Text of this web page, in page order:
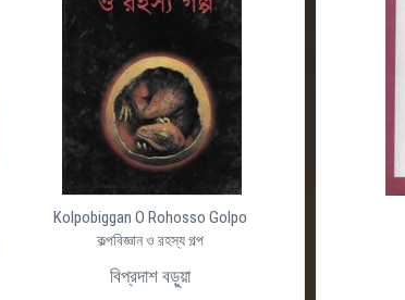
Kolpobiggan O Rohosso Golpo
কল্পবিজ্ঞান ও রহস্য গল্প
বিপ্রদাশ বড়ুয়া